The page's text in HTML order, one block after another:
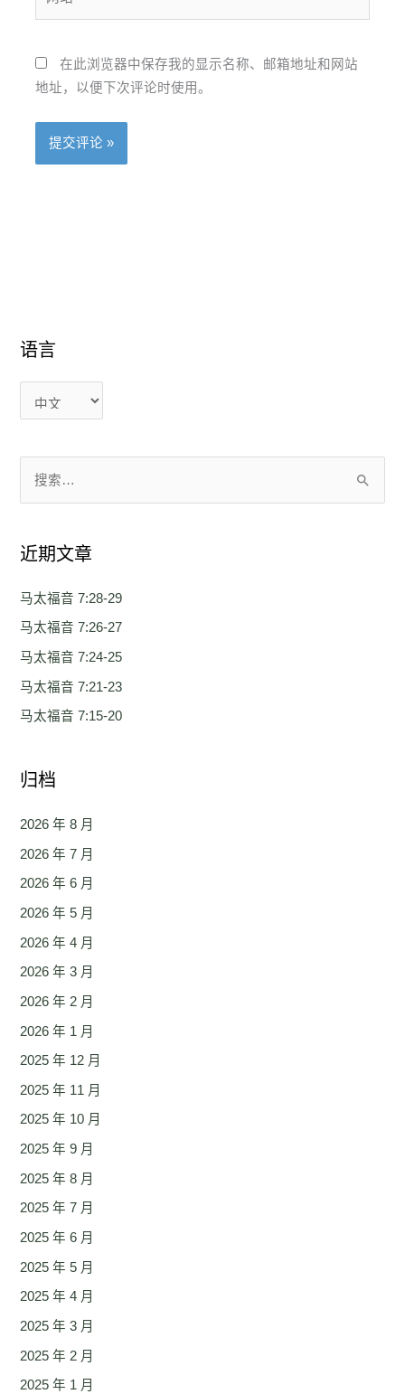
在此浏览器中保存我的显示名称、邮箱地址和网站
地址，以便下次评论时使用。
语言
语
近期文章
马太福音 7:28-29
马太福音 7:26-27
马太福音 7:24-25
马太福音 7:21-23
马太福音 7:15-20
归档
2026 年 8 月
2026 年 7 月
2026 年 6 月
2026 年 5 月
2026 年 4 月
2026 年 3 月
2026 年 2 月
2026 年 1 月
2025 年 12 月
2025 年 11 月
2025 年 10 月
2025 年 9 月
2025 年 8 月
2025 年 7 月
2025 年 6 月
2025 年 5 月
2025 年 4 月
2025 年 3 月
2025 年 2 月
2025 年 1 月
语